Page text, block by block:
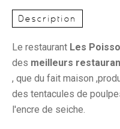
Description
Le restaurant Les
des meilleurs
, que du fait maison
des tentacules de
l'encre de seiche.